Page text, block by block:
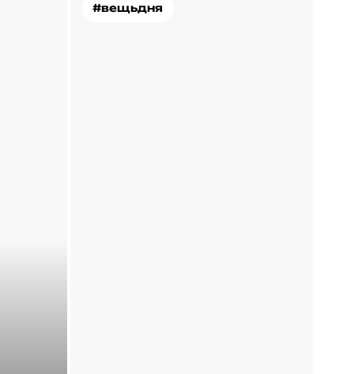
#вещьдня